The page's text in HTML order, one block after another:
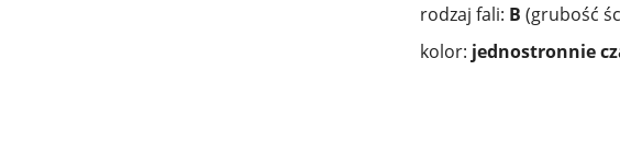
rodzaj fali: B (grubość
kolor: jednostronnie